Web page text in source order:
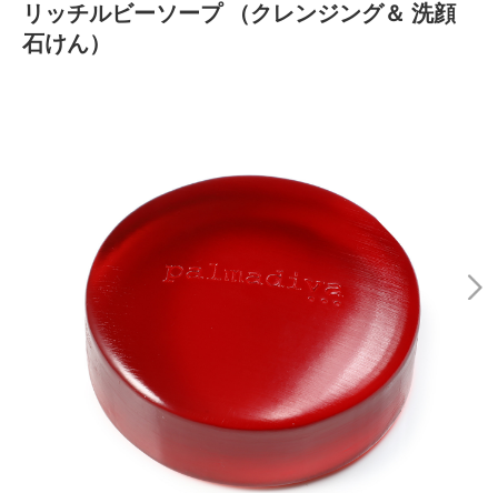
リッチルビーソープ （クレンジング＆ 洗顔
石けん）